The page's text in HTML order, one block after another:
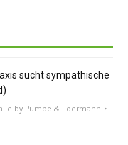
sucht sympathische
by Pumpe & Loermann